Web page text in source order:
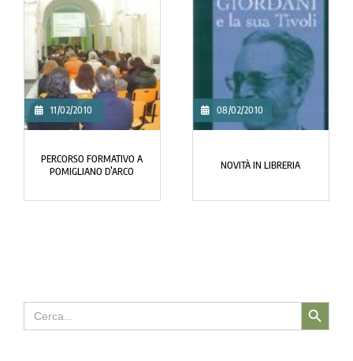
11/02/2010
PERCORSO FORMATIVO A
POMIGLIANO D’ARCO
08/02/2010
NOVITÀ IN LIBRERIA
Search
for:
Search Button